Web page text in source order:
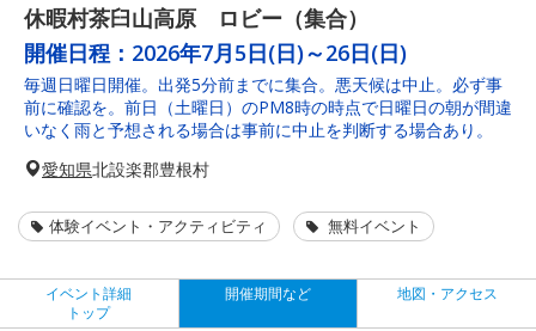
休暇村茶臼山高原 ロビー（集合）
開催日程： 2026年7月5日(日)～26日(日)
毎週日曜日開催。出発5分前までに集合。悪天候は中止。必ず事
前に確認を。前日（土曜日）のPM8時の時点で日曜日の朝が間違
いなく雨と予想される場合は事前に中止を判断する場合あり。
愛知県北設楽郡豊根村
体験イベント・アクティビティ 無料イベント
イベント詳細
トップ
開催期間など 地図・アクセス